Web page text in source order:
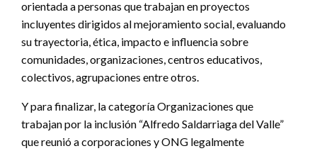
orientada a personas que trabajan en proyectos
incluyentes dirigidos al mejoramiento social, evaluando
su trayectoria, ética, impacto e influencia sobre
comunidades, organizaciones, centros educativos,
colectivos, agrupaciones entre otros.
Y para finalizar, la categoría Organizaciones que
trabajan por la inclusión “Alfredo Saldarriaga del Valle”
que reunió a corporaciones y ONG legalmente